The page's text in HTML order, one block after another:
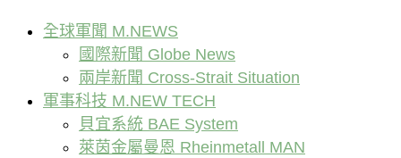
全球軍聞 M.NEWS
國際新聞 Globe News
兩岸新聞 Cross-Strait Situation
軍事科技 M.NEW TECH
貝宜系統 BAE System
萊茵金屬曼恩 Rheinmetall MAN